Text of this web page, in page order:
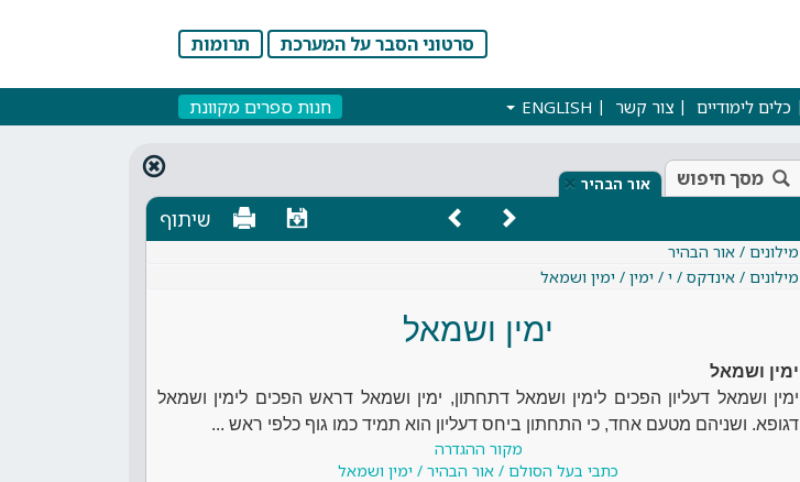
סרטוני הסבר על המערכת תרומות
כלים לימודיים צור קשר ENGLISH חנות ספרים מקוונת
מסך חיפוש אור הבהיר ×
שיתוף
מילונים / אור הבהיר
מילונים / אינדקס / י / ימין / ימין ושמאל
ימין ושמאל
ימין ושמאל
ימין ושמאל דעליון הפכים לימין ושמאל דתחתון, ימין ושמאל דראש הפכים לימין ושמאל
דגופא. ושניהם מטעם אחד, כי התחתון ביחס דעליון הוא תמיד כמו גוף כלפי ראש ...
מקור ההגדרה
כתבי בעל הסולם / אור הבהיר / ימין ושמאל